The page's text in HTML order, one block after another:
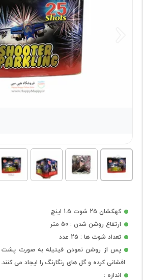
کهکشان 25 شوت 1.5 اینچ
ارتفاع روشن شدن : 50 متر
تعداد شوت ها : 25 عدد
افشانی کرده و گل های رنگارنگ را ایجاد می کنند.
اندازه :